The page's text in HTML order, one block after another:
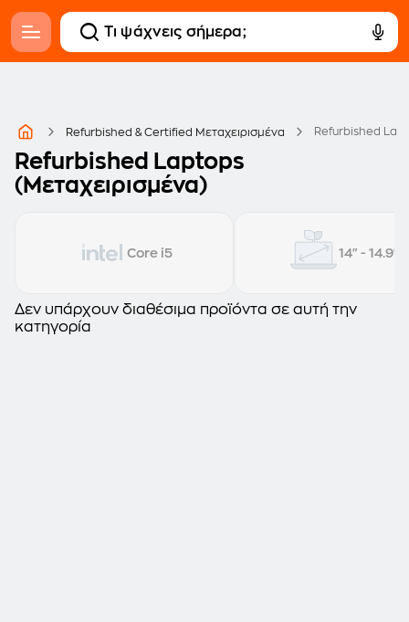
Refurbished & Certified Μεταχειρισμένα Refurbished
Refurbished Laptops
(Μεταχειρισμένα)
Core i5 14" - 14.9"
Δεν υπάρχουν διαθέσιμα προϊόντα σε αυτή την
κατηγορία